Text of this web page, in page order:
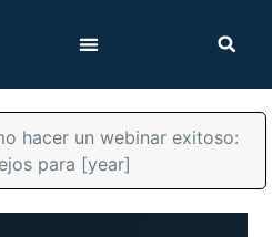
hacer un webinar exitoso:
para [year]